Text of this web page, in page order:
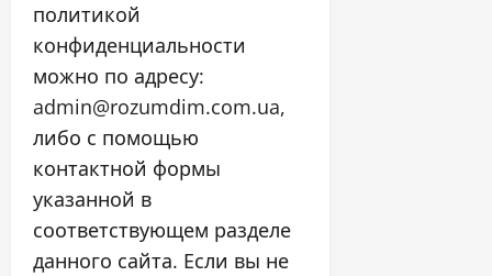
политикой
конфиденциальности
можно по адресу:
admin@rozumdim.com.ua,
либо с помощью
контактной формы
указанной в
соответствующем разделе
данного сайта. Если вы не